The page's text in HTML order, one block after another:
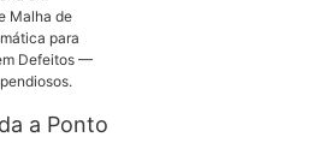
CE
a Ponto